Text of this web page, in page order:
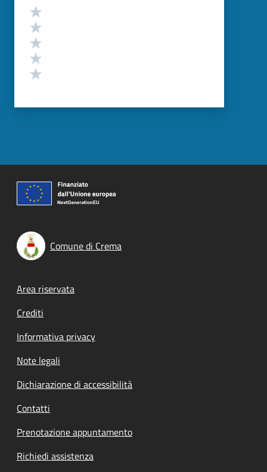
Valutazione
Comune di Crema
Footer menu
Area riservata
Crediti
Informativa privacy
Note legali
Dichiarazione di accessibilità
Contatti
Prenotazione appuntamento
Richiedi assistenza